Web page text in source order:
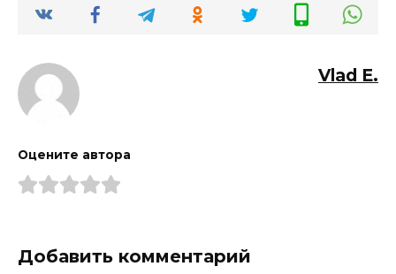
Vlad E.
Оцените автора
Добавить комментарий